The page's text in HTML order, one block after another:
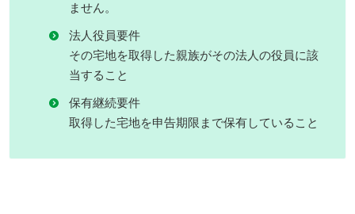
ません。
法人役員要件
その宅地を取得した親族がその法人の役員に該
当すること
保有継続要件
取得した宅地を申告期限まで保有していること